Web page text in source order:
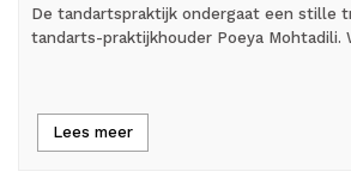
De tandartspraktijk ondergaat een stille
tandarts-praktijkhouder Poeya Mohtadili.
Lees meer